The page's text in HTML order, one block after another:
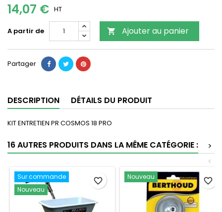
14,07 € HT
A partir de  Ajouter au panier
Partager
DESCRIPTION DÉTAILS DU PRODUIT
KIT ENTRETIEN PR COSMOS 18 PRO
16 AUTRES PRODUITS DANS LA MÊME CATÉGORIE :
>
<
Sur commande
Nouveau
favorite_border Nouveau favorite_border